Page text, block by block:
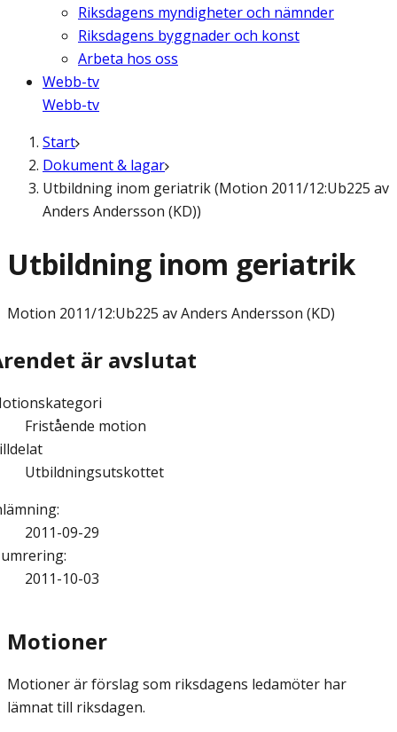
Riksdagens myndigheter och nämnder
Riksdagens byggnader och konst
Arbeta hos oss
Webb-tv
Webb-tv
Start
Dokument & lagar
Utbildning inom geriatrik (Motion 2011/12:Ub225 av
Anders Andersson (KD))
Utbildning inom geriatrik
Motion 2011/12:Ub225 av Anders Andersson (KD)
är avslutat
Fristående motion
Utbildningsutskottet
:
2011-09-29
:
2011-10-03
Motioner
Motioner är förslag som riksdagens ledamöter har
lämnat till riksdagen.